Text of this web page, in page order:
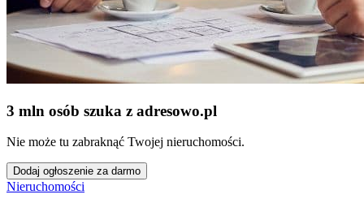
3 mln osób szuka z adresowo.pl
Nie może tu zabraknąć Twojej nieruchomości.
Dodaj ogłoszenie za darmo
Nieruchomości